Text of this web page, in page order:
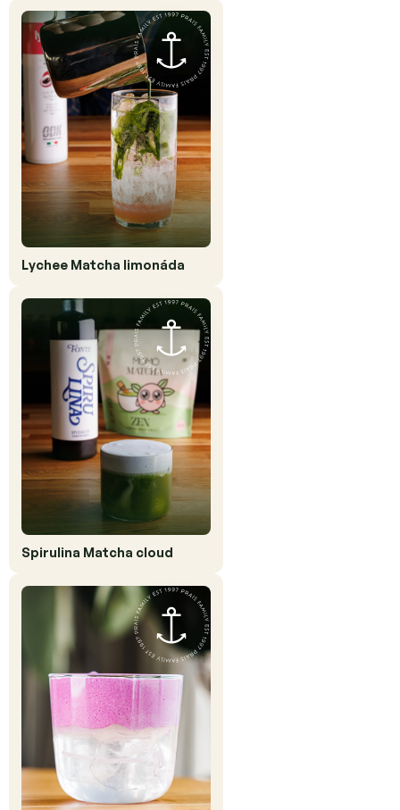
Lychee Matcha limonáda
Spirulina Matcha cloud